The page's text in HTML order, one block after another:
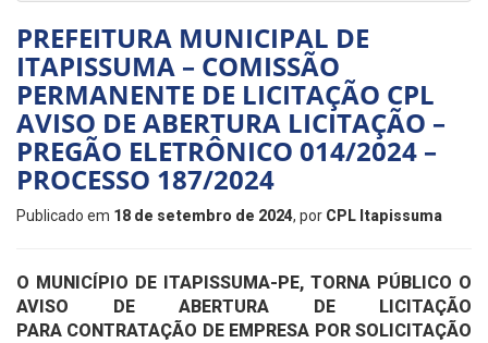
PREFEITURA MUNICIPAL DE
ITAPISSUMA – COMISSÃO
PERMANENTE DE LICITAÇÃO CPL
AVISO DE ABERTURA LICITAÇÃO –
PREGÃO ELETRÔNICO 014/2024 –
PROCESSO 187/2024
Publicado em 18 de setembro de 2024, por CPL Itapissuma
O MUNICÍPIO DE ITAPISSUMA-PE, TORNA PÚBLICO O
AVISO DE ABERTURA DE LICITAÇÃO
PARA CONTRATAÇÃO DE EMPRESA POR SOLICITAÇÃO